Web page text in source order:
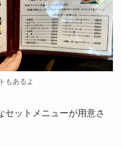
もあるよ
セットメニューが用意さ